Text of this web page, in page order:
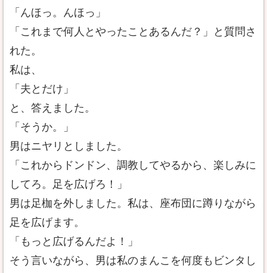
「んほっ。んほっ」
「これまで何人とやったことあるんだ？」と質問さ
れた。
私は、
「夫とだけ」
と、答えました。
「そうか。」
男はニヤリとしました。
「これからドンドン、調教してやるから、楽しみに
してろ。足を広げろ！」
男は足枷を外しました。私は、座布団に蹲りながら
足を広げます。
「もっと広げるんだよ！」
そう言いながら、男は私のまんこを何度もビンタし